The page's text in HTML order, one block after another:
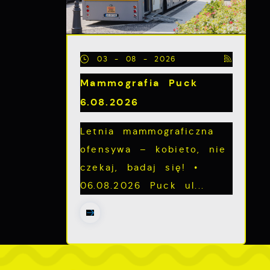
03 - 08 - 2026
Mammografia Puck
6.08.2026
Letnia mammograficzna
ofensywa – kobieto, nie
czekaj, badaj się! •
06.08.2026 Puck ul...